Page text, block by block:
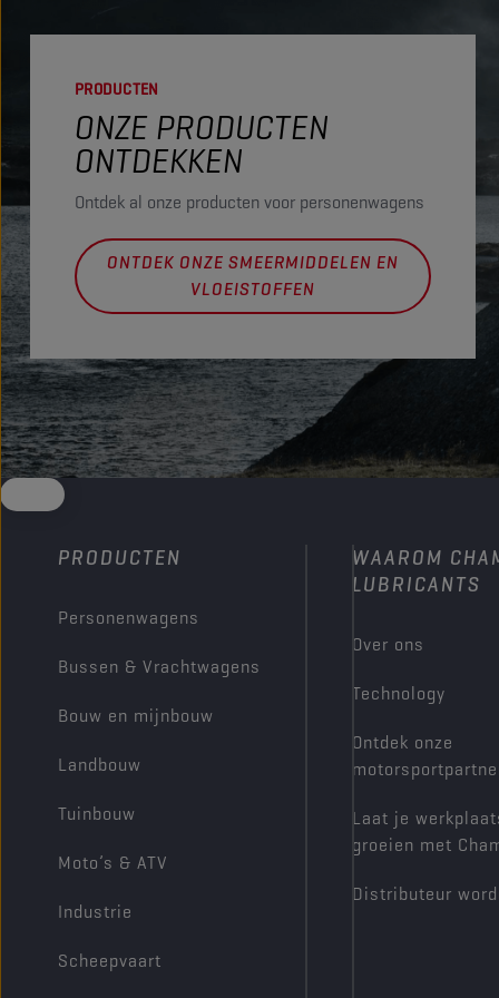
PRODUCTEN
ONZE PRODUCTEN
ONTDEKKEN
Ontdek al onze producten voor personenwagens
ONTDEK ONZE SMEERMIDDELEN EN
VLOEISTOFFEN
PRODUCTEN
Personenwagens
Bussen & Vrachtwagens
Bouw en mijnbouw
Landbouw
Tuinbouw
Moto’s & ATV
Industrie
Scheepvaart
WAAROM
LUBRICANTS
Over ons
Technology
Ontdek onze
Laat je
groeien met
Distributeur